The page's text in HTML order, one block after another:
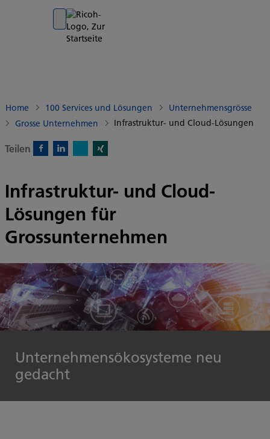
Go to banner
Go to footer
Home 100 Services und Lösungen
Unternehmensgrösse
Grosse Unternehmen
Infrastruktur- und Cloud-Lösungen
Teilen
Infrastruktur- und Cloud-
Lösungen für
Grossunternehmen
Unternehmensökosysteme neu
gedacht